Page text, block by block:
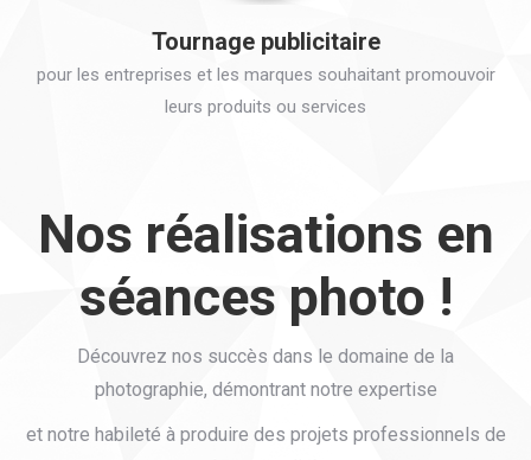
Tournage publicitaire
pour les entreprises et les marques souhaitant promouvoir
leurs produits ou services
Nos réalisations en
séances photo !
Découvrez nos succès dans le domaine de la
photographie, démontrant notre expertise
et notre habileté à produire des projets professionnels de